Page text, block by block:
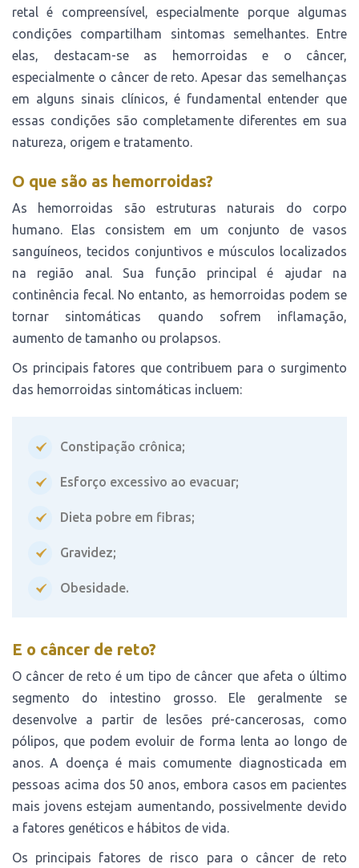
retal é compreensível, especialmente porque algumas
condições compartilham sintomas semelhantes. Entre
elas, destacam-se as hemorroidas e o câncer,
especialmente o câncer de reto. Apesar das semelhanças
em alguns sinais clínicos, é fundamental entender que
essas condições são completamente diferentes em sua
natureza, origem e tratamento.
O que são as hemorroidas?
As hemorroidas são estruturas naturais do corpo
humano. Elas consistem em um conjunto de vasos
sanguíneos, tecidos conjuntivos e músculos localizados
na região anal. Sua função principal é ajudar na
continência fecal. No entanto, as hemorroidas podem se
tornar sintomáticas quando sofrem inflamação,
aumento de tamanho ou prolapsos.
Os principais fatores que contribuem para o surgimento
das hemorroidas sintomáticas incluem:
Constipação crônica;
Esforço excessivo ao evacuar;
Dieta pobre em fibras;
Gravidez;
Obesidade.
E o câncer de reto?
O câncer de reto é um tipo de câncer que afeta o último
segmento do intestino grosso. Ele geralmente se
desenvolve a partir de lesões pré-cancerosas, como
pólipos, que podem evoluir de forma lenta ao longo de
anos. A doença é mais comumente diagnosticada em
pessoas acima dos 50 anos, embora casos em pacientes
mais jovens estejam aumentando, possivelmente devido
a fatores genéticos e hábitos de vida.
Os principais fatores de risco para o câncer de reto